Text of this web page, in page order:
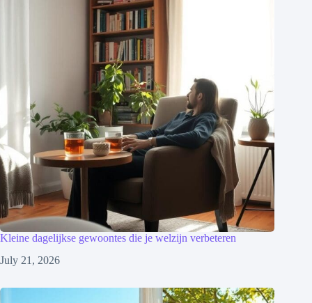
Kleine dagelijkse gewoontes die je welzijn verbeteren
July 21, 2026